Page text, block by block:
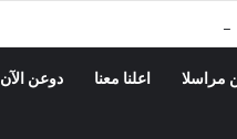
مراسلا اعلنا معنا دوعن الآن